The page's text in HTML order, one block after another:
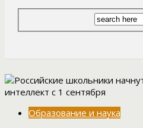
Образование и наука